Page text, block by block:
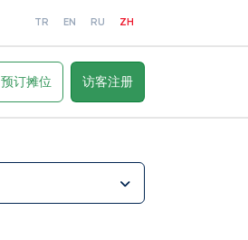
TR EN RU ZH
预订摊位 访客注册